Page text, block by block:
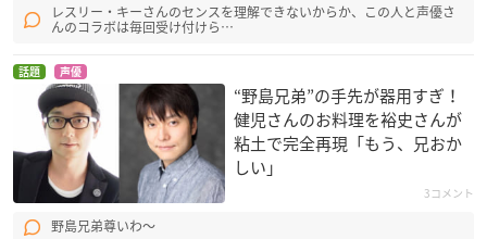
レスリー・キーさんのセンスを理解できないからか、この人と声優さ
んのコラボは毎回受け付けら…
話題 声優
“野島兄弟”の手先が器用すぎ！
健児さんのお料理を裕史さんが
粘土で完全再現「もう、兄おか
しい」
3コメント
野島兄弟尊いわ～